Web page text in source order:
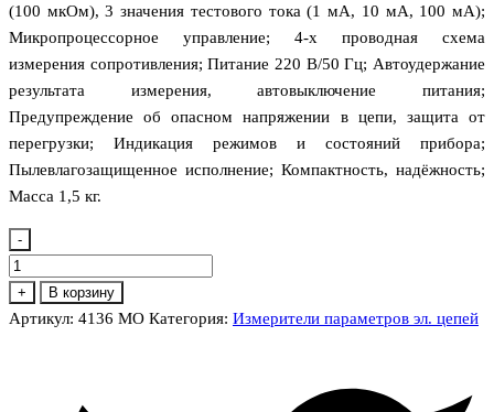
(100 мкОм), 3 значения тестового тока (1 мА, 10 мА, 100 мА);
Микропроцессорное управление; 4-х проводная схема
измерения сопротивления; Питание 220 В/50 Гц; Автоудержание
результата измерения, автовыключение питания;
Предупреждение об опасном напряжении в цепи, защита от
перегрузки; Индикация режимов и состояний прибора;
Пылевлагозащищенное исполнение; Компактность, надёжность;
Масса 1,5 кг.
-
Количество
товара
4136
+ В корзину
Артикул: 4136 MO Категория: Измерители параметров эл. цепей